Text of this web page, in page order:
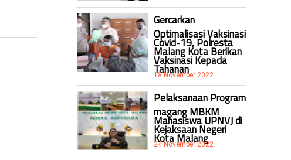
Gercarkan
Optimalisasi Vaksinasi
Covid-19, Polresta
Malang Kota Berikan
Vaksinasi Kepada
Tahanan
18 November 2022
Pelaksanaan Program
magang MBKM
Mahasiswa UPNVJ di
Kejaksaan Negeri
Kota Malang
24 November 2022